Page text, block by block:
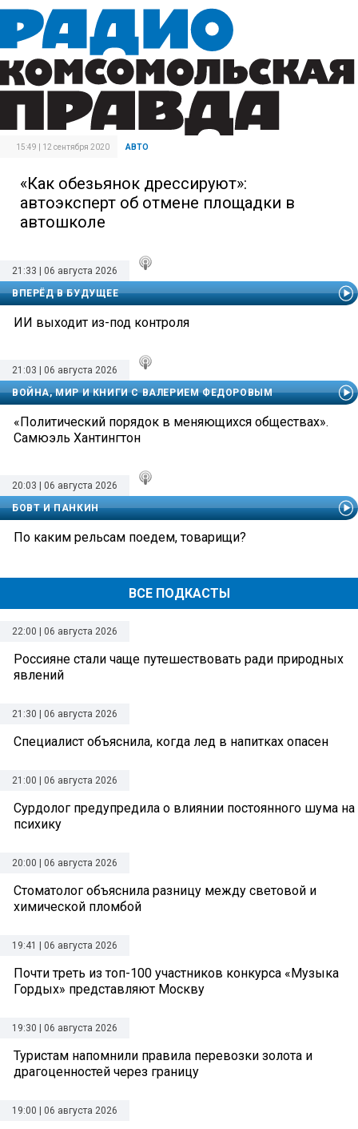
15:49 | 12 сентября 2020 АВТО
«Как обезьянок дрессируют»:
автоэксперт об отмене площадки в
автошколе
ВСЕ ПОДКАСТЫ
21:33 | 06 августа 2026
ВПЕРЁД В БУДУЩЕЕ
ИИ выходит из-под контроля
21:03 | 06 августа 2026
ВОЙНА, МИР И КНИГИ С ВАЛЕРИЕМ ФЕДОРОВЫМ
«Политический порядок в меняющихся обществах».
Самюэль Хантингтон
20:03 | 06 августа 2026
БОВТ И ПАНКИН
По каким рельсам поедем, товарищи?
22:00 | 06 августа 2026
Россияне стали чаще путешествовать ради природных
явлений
21:30 | 06 августа 2026
Специалист объяснила, когда лед в напитках опасен
21:00 | 06 августа 2026
Сурдолог предупредила о влиянии постоянного шума на
психику
20:00 | 06 августа 2026
Стоматолог объяснила разницу между световой и
химической пломбой
19:41 | 06 августа 2026
Почти треть из топ-100 участников конкурса «Музыка
Гордых» представляют Москву
19:30 | 06 августа 2026
Туристам напомнили правила перевозки золота и
драгоценностей через границу
19:00 | 06 августа 2026